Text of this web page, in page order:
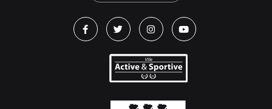
Lien vers le compte Facebook
Lien vers le compte Twitter
Lien vers le compte
Lien vers la chaîne